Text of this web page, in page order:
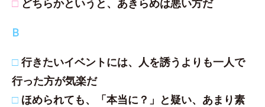
□ どちらかというと、あきらめは悪い方だ
B
□ 行きたいイベントには、人を誘うよりも一人で
行った方が気楽だ
□ ほめられても、「本当に？」と疑い、あまり素